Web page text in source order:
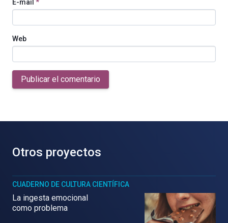
E-mail *
Web
Publicar el comentario
Otros proyectos
CUADERNO DE CULTURA CIENTÍFICA
La ingesta emocional
como problema